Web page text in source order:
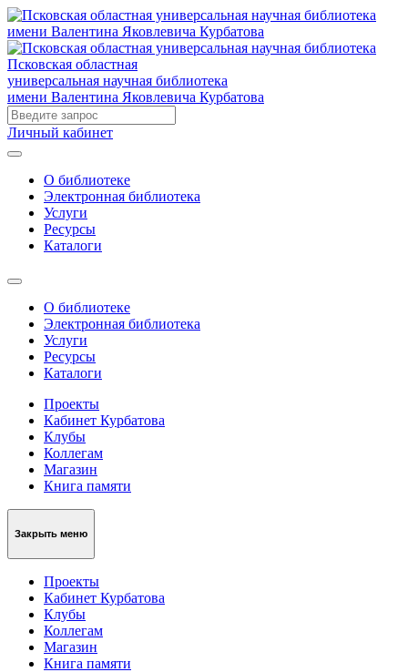
Псковская областная
универсальная научная библиотека
имени Валентина Яковлевича Курбатова
Личный кабинет
О библиотеке
Электронная библиотека
Услуги
Ресурсы
Каталоги
О библиотеке
Электронная библиотека
Услуги
Ресурсы
Каталоги
Проекты
Кабинет Курбатова
Клубы
Коллегам
Магазин
Книга памяти
Закрыть меню
Проекты
Кабинет Курбатова
Клубы
Коллегам
Магазин
Книга памяти